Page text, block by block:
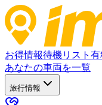
お得情報待機リスト 有
あなたの車両を一覧
旅行情報